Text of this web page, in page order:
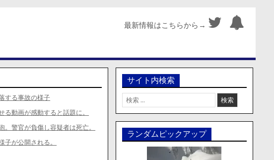
最新情報はこちらから→
する事故の様子
る動画が感動すると話題に。
。警官が負傷し容疑者は死亡。
子が公開される。
サイト内検索
検
索:
ランダムピックアップ